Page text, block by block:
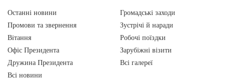
Останні новини
Промови та звернення
Вiтання
Офіс Президента
Дружина Президента
Всі новини
Громадські заходи
Зустрічі й наради
Робочі поїздки
Зарубіжні візити
Всі галереї